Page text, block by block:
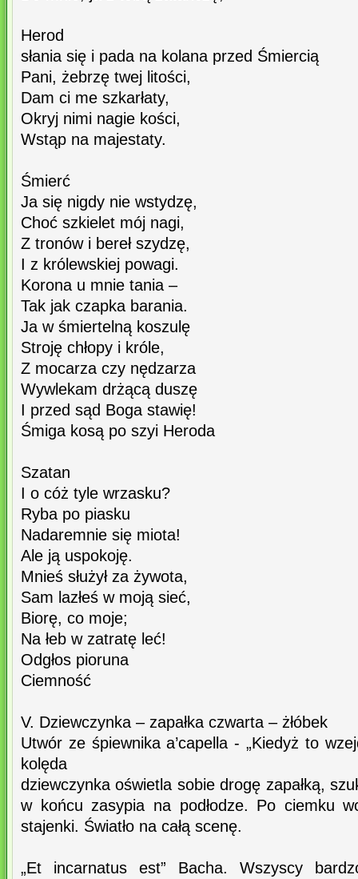
Herod
słania się i pada na kolana przed Śmiercią
Pani, żebrzę twej litości,
Dam ci me szkarłaty,
Okryj nimi nagie kości,
Wstąp na majestaty.
Śmierć
Ja się nigdy nie wstydzę,
Choć szkielet mój nagi,
Z tronów i bereł szydzę,
I z królewskiej powagi.
Korona u mnie tania –
Tak jak czapka barania.
Ja w śmiertelną koszulę
Stroję chłopy i króle,
Z mocarza czy nędzarza
Wywlekam drżącą duszę
I przed sąd Boga stawię!
Śmiga kosą po szyi Heroda
Szatan
I o cóż tyle wrzasku?
Ryba po piasku
Nadaremnie się miota!
Ale ją uspokoję.
Mnieś służył za żywota,
Sam lazłeś w moją sieć,
Biorę, co moje;
Na łeb w zatratę leć!
Odgłos pioruna
Ciemność
V. Dziewczynka – zapałka czwarta – żłóbek
Utwór ze śpiewnika a’capella - „Kiedyż to
kolęda
dziewczynka oświetla sobie drogę zapałką,
w końcu zasypia na podłodze. Po ciemku
stajenki. Światło na całą scenę.
„Et incarnatus est” Bacha. Wszyscy